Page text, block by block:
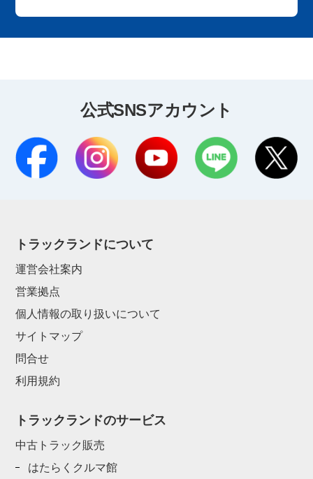
公式SNSアカウント
トラックランドについて
運営会社案内
営業拠点
個人情報の取り扱いについて
サイトマップ
問合せ
利用規約
トラックランドのサービス
中古トラック販売
はたらくクルマ館